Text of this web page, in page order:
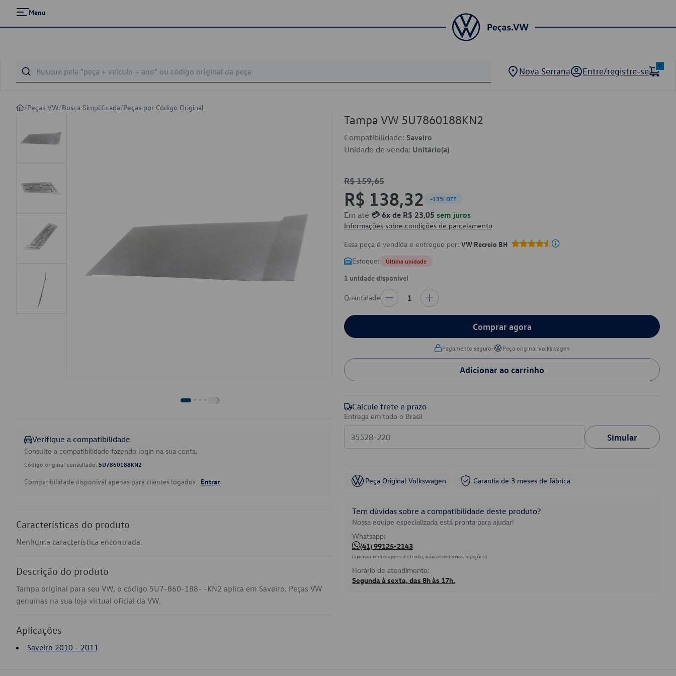
Menu
Nova Serrana Entre/registre-se
0
/Peças VW/Busca Simplificada/Peças por Código Original
Verifique a compatibilidade
Consulte a compatibilidade fazendo login na sua conta.
Código original consultado: 5U7860188KN2
Compatibilidade disponível apenas para clientes logados. Entrar
Características do produto
Nenhuma característica encontrada.
Descrição do produto
Tampa original para seu VW, o código 5U7-860-188- -KN2 aplica em Saveiro. Peças VW
genuínas na sua loja virtual oficial da VW.
Aplicações
Saveiro 2010 - 2011
Tampa VW 5U7860188KN2
Compatibilidade: Saveiro
Unidade de venda: Unitário(a)
R$ 159,65
R$ 138,32 -13% OFF
Em até 💳 6x de R$ 23,05 sem juros
Informações sobre condições de parcelamento
Essa peça é vendida e entregue por: VW Recreio BH
Estoque: Última unidade
1 unidade disponível
Quantidade 1
Comprar agora
Pagamento seguro• Peça original Volkswagen
Adicionar ao carrinho
Calcule frete e prazo
Entrega em todo o Brasil
Simular
Peça Original Volkswagen Garantia de 3 meses de fábrica
Tem dúvidas sobre a compatibilidade deste produto?
Nossa equipe especializada está pronta para ajudar!
Whatsapp:
(41) 99125-2143
(apenas mensagens de texto, não atendemos ligações)
Horário de atendimento:
Segunda à sexta, das 8h às 17h.